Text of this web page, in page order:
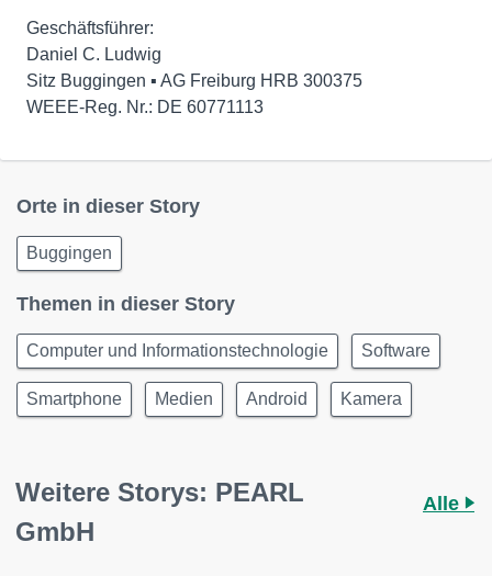
Geschäftsführer:
Daniel C. Ludwig
Sitz Buggingen ▪ AG Freiburg HRB 300375
WEEE-Reg. Nr.: DE 60771113
Orte in dieser Story
Buggingen
Themen in dieser Story
Computer und Informationstechnologie Software
Smartphone Medien Android Kamera
Weitere Storys: PEARL
GmbH
Alle